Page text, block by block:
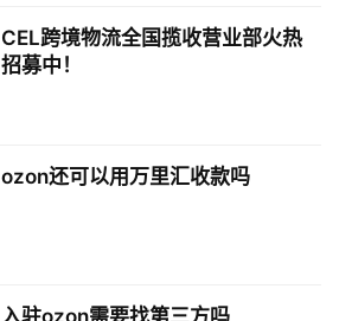
CEL跨境物流全国揽收营业部火热
招募中！
ozon还可以用万里汇收款吗
入驻ozon需要找第三方吗